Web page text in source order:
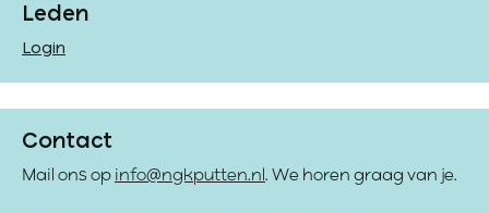
Leden
Login
Contact
Mail ons op info@ngkputten.nl . We horen graag van je.